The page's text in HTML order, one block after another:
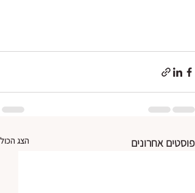
פוסטים אחרונים הצג הכול